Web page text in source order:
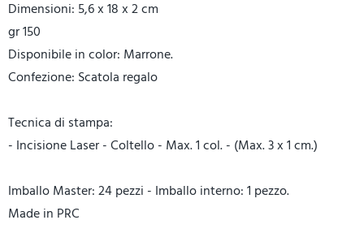
Dimensioni: 5,6 x 18 x 2 cm
gr 150
Disponibile in color: Marrone.
Confezione: Scatola regalo
Tecnica di stampa:
- Incisione Laser - Coltello - Max. 1 col. - (Max. 3 x 1 cm.)
Imballo Master: 24 pezzi - Imballo interno: 1 pezzo.
Made in PRC